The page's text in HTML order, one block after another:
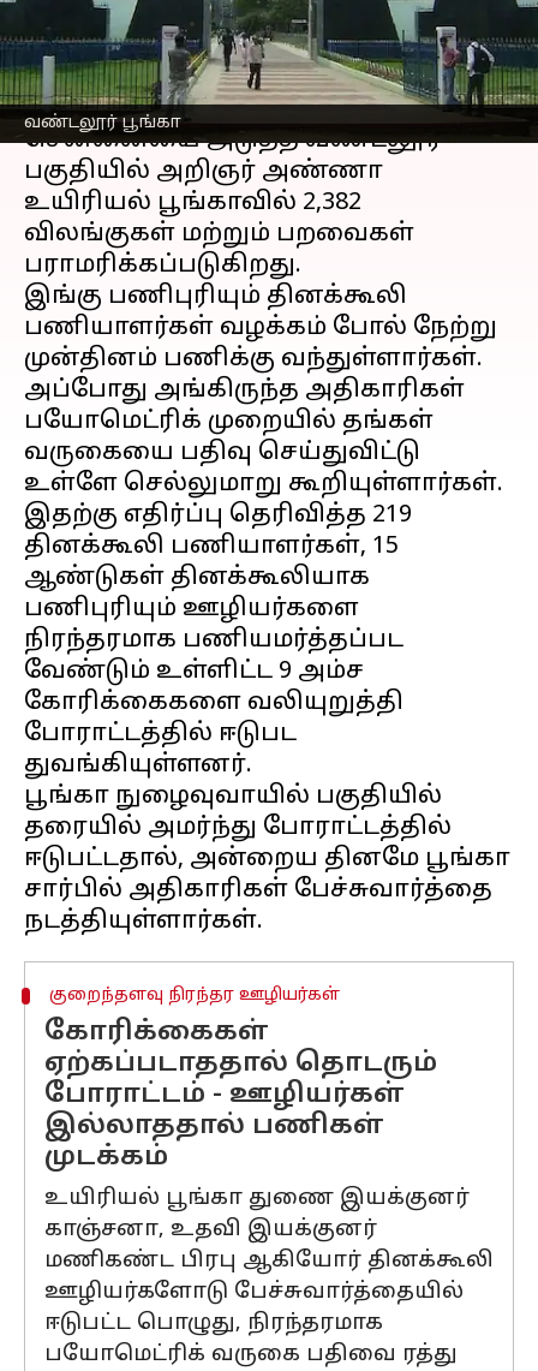
வண்டலூர் பூங்கா
எழுதியவர் Nivetha P Jan 07, 2023 06:01 pm
செய்தி முன்னோட்டம்
சென்னையை அடுத்த வண்டலூர்
பகுதியில் அறிஞர் அண்ணா
உயிரியல் பூங்காவில் 2,382
விலங்குகள் மற்றும் பறவைகள்
பராமரிக்கப்படுகிறது.
இங்கு பணிபுரியும் தினக்கூலி
பணியாளர்கள் வழக்கம் போல் நேற்று
முன்தினம் பணிக்கு வந்துள்ளார்கள்.
அப்போது அங்கிருந்த அதிகாரிகள்
பயோமெட்ரிக் முறையில் தங்கள்
வருகையை பதிவு செய்துவிட்டு
உள்ளே செல்லுமாறு கூறியுள்ளார்கள்.
இதற்கு எதிர்ப்பு தெரிவித்த 219
தினக்கூலி பணியாளர்கள், 15
ஆண்டுகள் தினக்கூலியாக
பணிபுரியும் ஊழியர்களை
நிரந்தரமாக பணியமர்த்தப்பட
வேண்டும் உள்ளிட்ட 9 அம்ச
கோரிக்கைகளை வலியுறுத்தி
போராட்டத்தில் ஈடுபட
துவங்கியுள்ளனர்.
பூங்கா நுழைவுவாயில் பகுதியில்
தரையில் அமர்ந்து போராட்டத்தில்
ஈடுபட்டதால், அன்றைய தினமே பூங்கா
சார்பில் அதிகாரிகள் பேச்சுவார்த்தை
குறைந்தளவு நிரந்தர ஊழியர்கள்
கோரிக்கைகள்
ஏற்கப்படாததால் தொடரும்
போராட்டம் - ஊழியர்கள்
இல்லாததால் பணிகள்
முடக்கம்
உயிரியல் பூங்கா துணை இயக்குனர்
காஞ்சனா, உதவி இயக்குனர்
மணிகண்ட பிரபு ஆகியோர் தினக்கூலி
ஊழியர்களோடு பேச்சுவார்த்தையில்
ஈடுபட்ட பொழுது, நிரந்தரமாக
பயோமெட்ரிக் வருகை பதிவை ரத்து